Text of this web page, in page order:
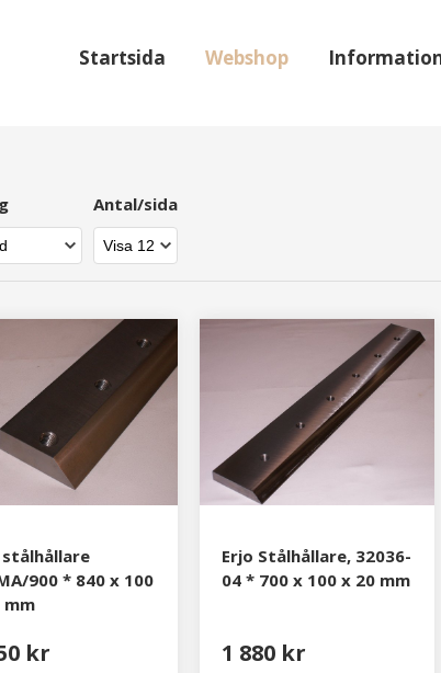
Startsida Webshop
Antal/sida
stålhållare
900 * 840 x 100
mm
kr
Erjo Stålhållare, 32036-
04 * 700 x 100 x 20 mm
1 880 kr